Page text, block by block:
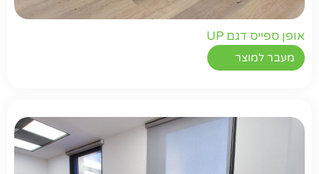
אופן ספייס דגם UP
מעבר למוצר